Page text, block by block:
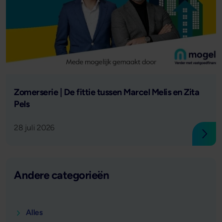
Lees verder
Zomerserie | De fittie tussen Marcel Melis en Zita
Pels
28 juli 2026
Andere categorieën
Alles